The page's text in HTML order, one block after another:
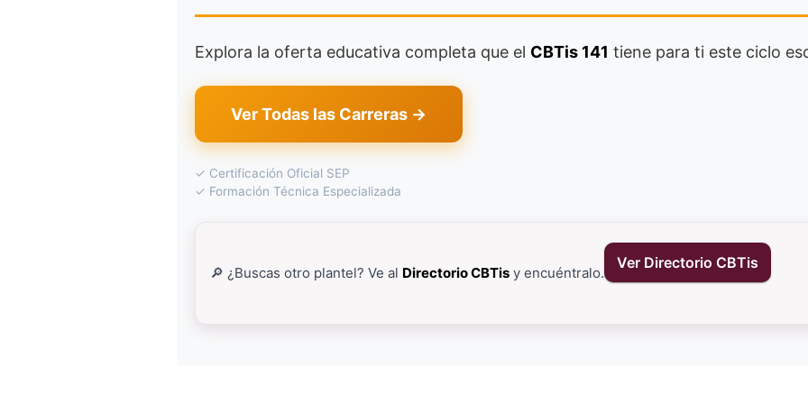
Explora la oferta educativa completa que el CBTis 141 tiene para ti este ciclo
Ver Todas las Carreras →
✓ Certificación Oficial SEP
✓ Formación Técnica Especializada
🔎 ¿Buscas otro plantel? Ve al Directorio CBTis y encuéntralo.
Ver Directorio CBTis